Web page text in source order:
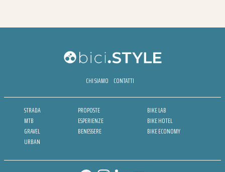
CHI SIAMO CONTATTI
STRADA
MTB
GRAVEL
URBAN
PROPOSTE
ESPERIENZE
BENESSERE
BIKE LAB
BIKE HOTEL
BIKE ECONOMY